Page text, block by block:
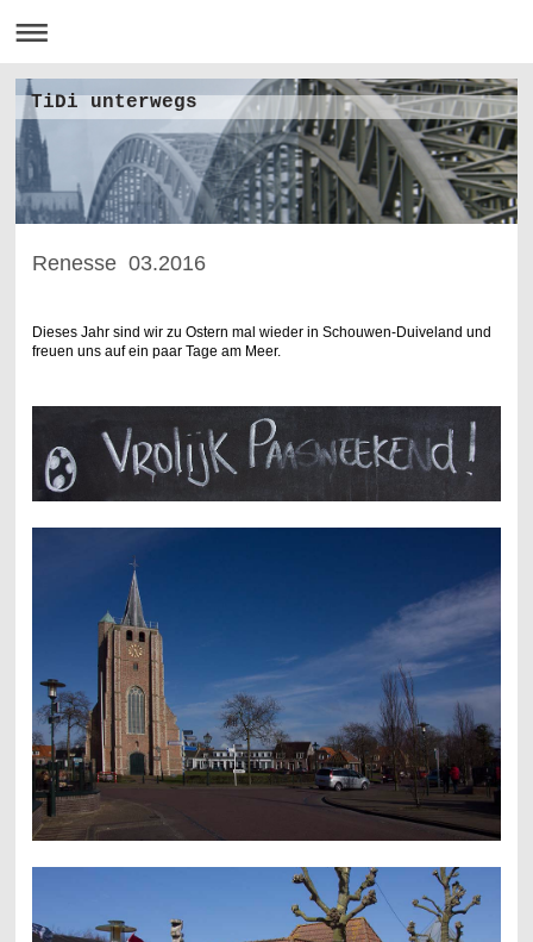
TiDi unterwegs
Renesse 03.2016
Dieses Jahr sind wir zu Ostern mal wieder in Schouwen-Duiveland und
freuen uns auf ein paar Tage am Meer.